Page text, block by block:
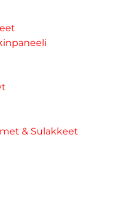
& Sulakkeet